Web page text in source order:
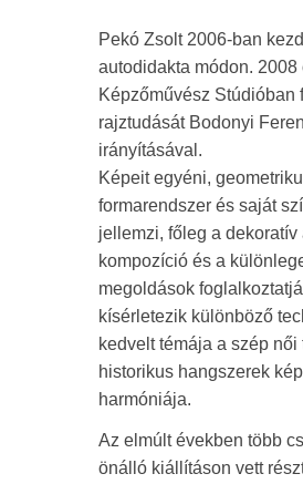
Pekó Zsolt 2006-ban
autodidakta módon. 2008
Képzőművész Stúdióban
rajztudását Bodonyi
irányításával.
Képeit egyéni,
formarendszer és saját
jellemzi, főleg a dekoratív
kompozíció és a
megoldások
kísérletezik különböző
kedvelt témája a szép női
historikus hangszerek
harmóniája.
Az elmúlt években több
önálló kiállításon vett